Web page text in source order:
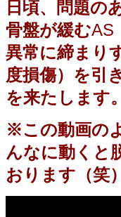
日頃、問題の
骨盤が緩むAS
異常に締まり
度損傷）を引
を来たします。
※この動画の
んなに動くと
おります（笑）